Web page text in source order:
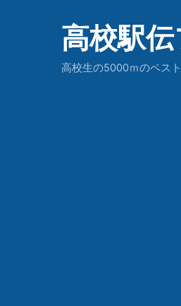
高校駅
高校生の5000ｍのベス